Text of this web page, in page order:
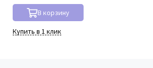
В корзину
Купить в 1 клик